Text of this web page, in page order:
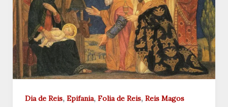
Dia de Reis, Epifania, Folia de Reis, Reis Magos